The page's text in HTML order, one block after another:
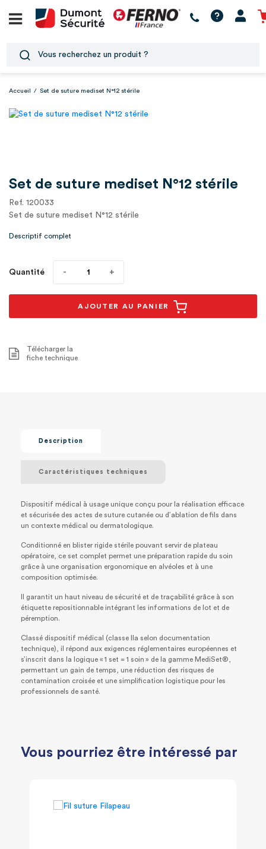
Accueil / Set de suture mediset N°12 stérile
Set de suture mediset N°12 stérile
Ref. 120033
Set de suture mediset N°12 stérile
Descriptif complet
Quantité
AJOUTER AU PANIER
Télécharger la
fiche technique
Description
Caractéristiques techniques
Dispositif médical à usage unique conçu pour la réalisation efficace
et sécurisée des actes de suture cutanée ou d’ablation de fils dans
un contexte médical ou dermatologique.
Conditionné en blister rigide stérile pouvant servir de plateau
opératoire, ce set complet permet une préparation rapide du soin
grâce à une organisation ergonomique en alvéoles et à une
composition optimisée.
Il garantit un haut niveau de sécurité et de traçabilité grâce à son
étiquette repositionnable intégrant les informations de lot et de
péremption.
Classé dispositif médical (classe IIa selon documentation
technique), il répond aux exigences réglementaires européennes et
s’inscrit dans la logique « 1 set = 1 soin » de la gamme MediSet®,
permettant un gain de temps, une réduction des risques de
contamination croisée et une simplification logistique pour les
professionnels de santé.
Vous pourriez être intéressé par